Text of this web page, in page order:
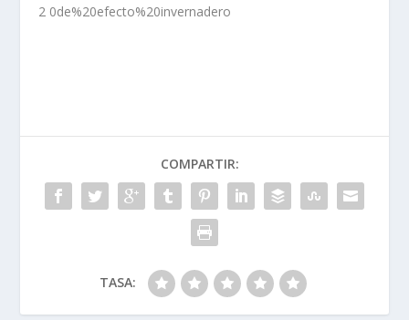
2 0de%20efecto%20invernadero
COMPARTIR:
TASA: